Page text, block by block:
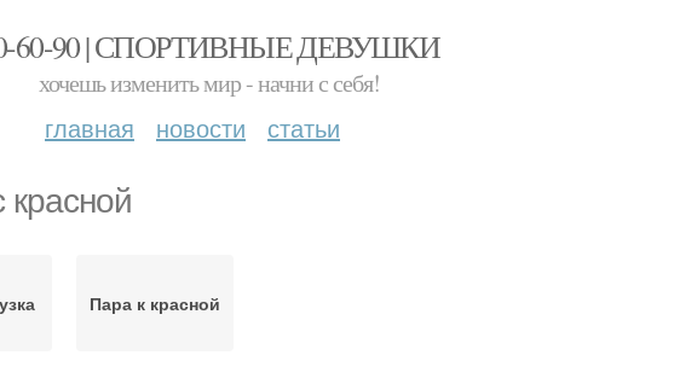
60-90 | СПОРТИВНЫЕ ДЕВУШКИ
хочешь изменить мир - начни с себя!
главная новости статьи
красной
Пара к красной